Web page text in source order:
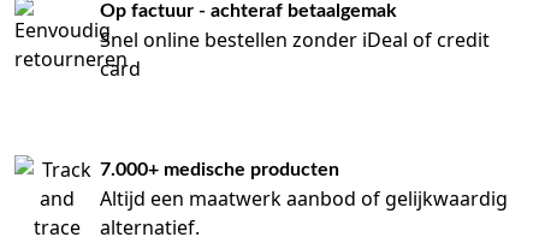
Op factuur - achteraf betaalgemak
Snel online bestellen zonder iDeal of credit
card
7.000+ medische producten
Altijd een maatwerk aanbod of gelijkwaardig
alternatief.